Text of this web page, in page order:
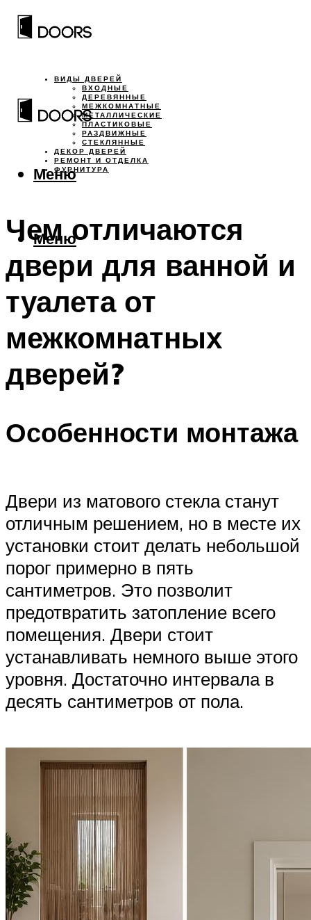
ВИДЫ ДВЕРЕЙ
ВХОДНЫЕ
ДЕРЕВЯННЫЕ
МЕЖКОМНАТНЫЕ
МЕТАЛЛИЧЕСКИЕ
ПЛАСТИКОВЫЕ
РАЗДВИЖНЫЕ
СТЕКЛЯННЫЕ
ДЕКОР ДВЕРЕЙ
РЕМОНТ И ОТДЕЛКА
ФУРНИТУРА
Меню
Меню
Чем отличаются
двери для ванной и
туалета от
межкомнатных
дверей?
Особенности монтажа
Двери из матового стекла станут
отличным решением, но в месте их
установки стоит делать небольшой
порог примерно в пять
сантиметров. Это позволит
предотвратить затопление всего
помещения. Двери стоит
устанавливать немного выше этого
уровня. Достаточно интервала в
десять сантиметров от пола.